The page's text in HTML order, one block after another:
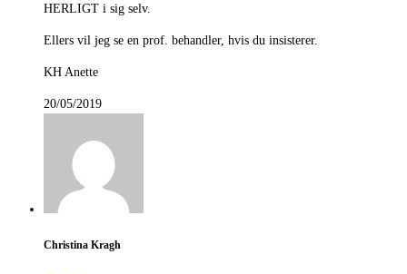
HERLIGT i sig selv.
Ellers vil jeg se en prof. behandler, hvis du insisterer.
KH Anette
20/05/2019
Christina Kragh